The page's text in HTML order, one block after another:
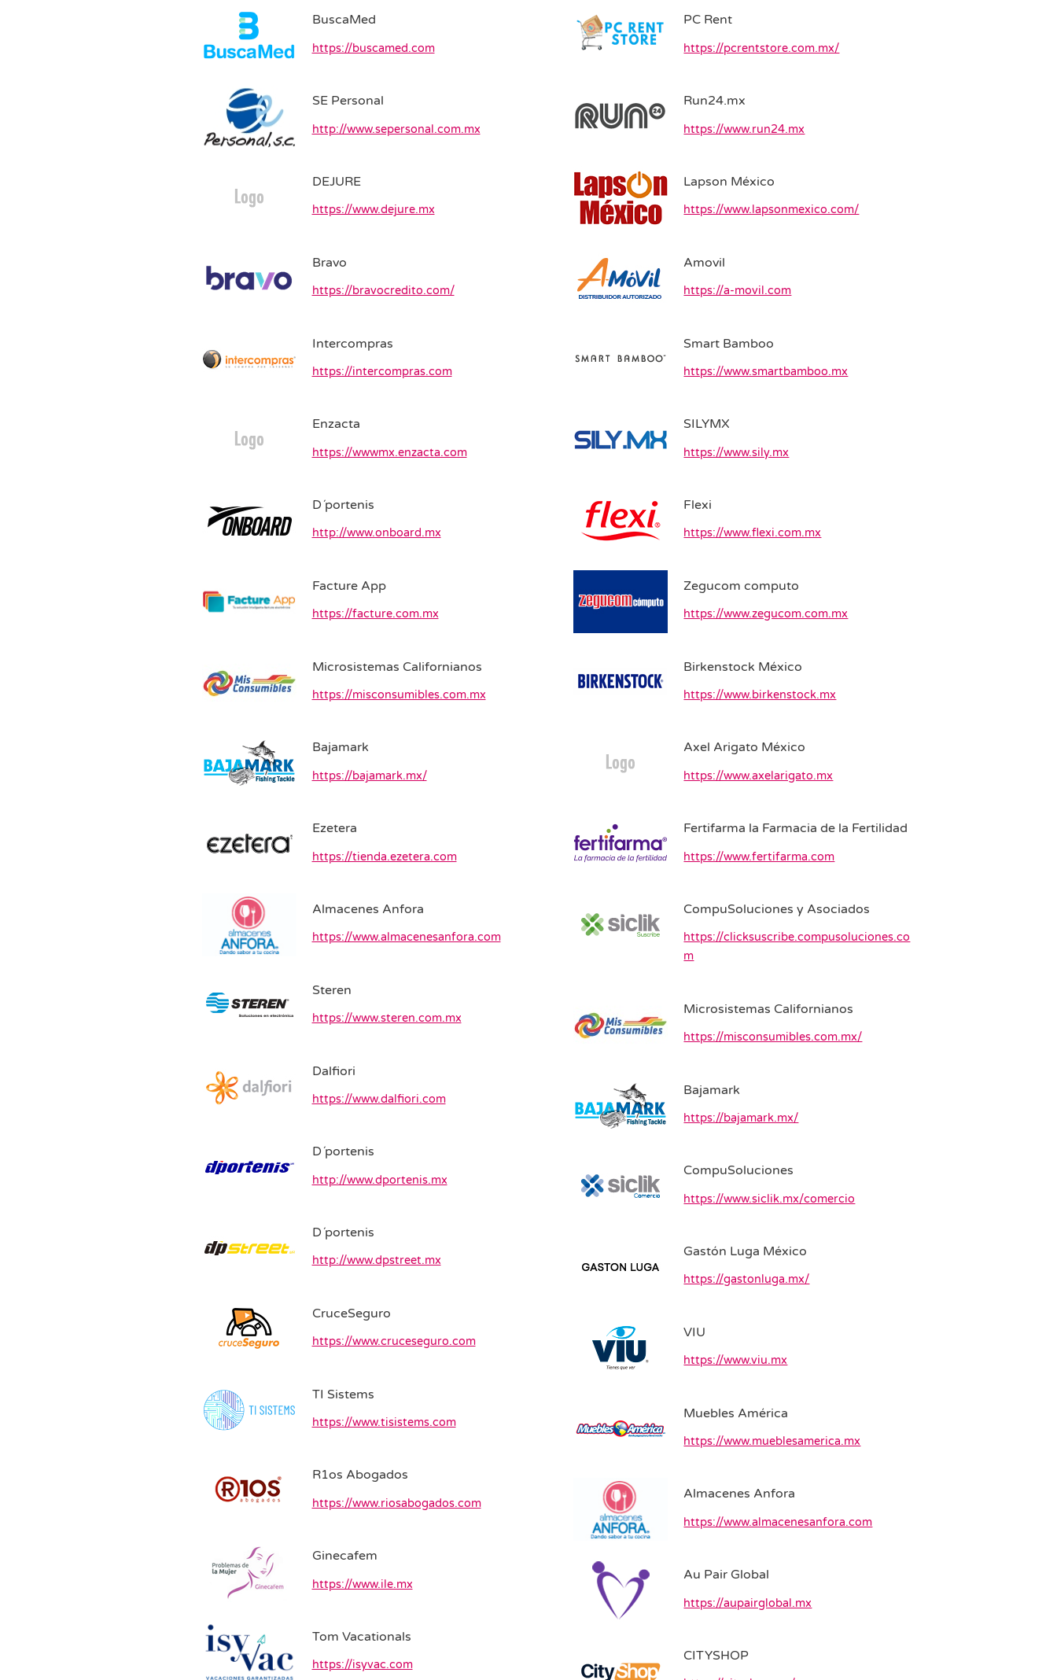
BuscaMed
https://buscamed.com
SE Personal
http://www.sepersonal.com.mx
DEJURE
https://www.dejure.mx
Bravo
https://bravocredito.com/
Intercompras
https://intercompras.com
Enzacta
https://wwwmx.enzacta.com
D´portenis
http://www.onboard.mx
Facture App
https://facture.com.mx
Microsistemas Californianos
https://misconsumibles.com.mx
Bajamark
https://bajamark.mx/
Ezetera
https://tienda.ezetera.com
Almacenes Anfora
https://www.almacenesanfora.com
Steren
https://www.steren.com.mx
Dalfiori
https://www.dalfiori.com
D´portenis
http://www.dportenis.mx
D´portenis
http://www.dpstreet.mx
CruceSeguro
https://www.cruceseguro.com
TI Sistems
https://www.tisistems.com
R1os Abogados
https://www.riosabogados.com
Ginecafem
https://www.ile.mx
Tom Vacationals
https://isyvac.com
PC Rent
https://pcrentstore.com.mx/
Run24.mx
https://www.run24.mx
Lapson México
https://www.lapsonmexico.com/
Amovil
https://a-movil.com
Smart Bamboo
https://www.smartbamboo.mx
SILYMX
https://www.sily.mx
Flexi
https://www.flexi.com.mx
Zegucom computo
https://www.zegucom.com.mx
Birkenstock México
https://www.birkenstock.mx
Axel Arigato México
https://www.axelarigato.mx
Fertifarma la Farmacia de la Fertilidad
https://www.fertifarma.com
CompuSoluciones y Asociados
https://clicksuscribe.compusoluciones.co
m
Microsistemas Californianos
https://misconsumibles.com.mx/
Bajamark
https://bajamark.mx/
CompuSoluciones
https://www.siclik.mx/comercio
Gastón Luga México
https://gastonluga.mx/
VIU
https://www.viu.mx
Muebles América
https://www.mueblesamerica.mx
Almacenes Anfora
https://www.almacenesanfora.com
Au Pair Global
https://aupairglobal.mx
CITYSHOP